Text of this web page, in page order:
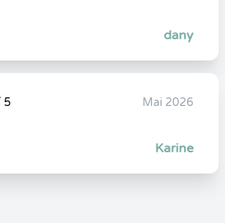
dany
5 Mai 2026
Karine